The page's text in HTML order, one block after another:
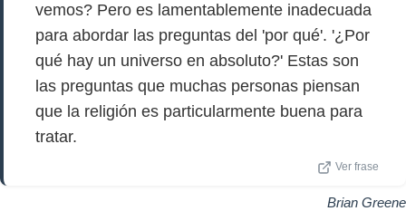
vemos? Pero es lamentablemente inadecuada
para abordar las preguntas del 'por qué'. '¿Por
qué hay un universo en absoluto?' Estas son
las preguntas que muchas personas piensan
que la religión es particularmente buena para
tratar.
Ver frase
Brian Greene